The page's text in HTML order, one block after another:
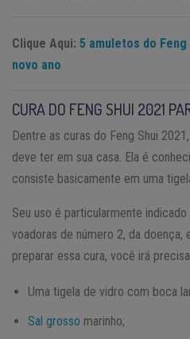
Clique Aqui: 5 amuletos do
novo ano
CURA DO FENG SHUI 2021
Dentre as curas do Feng Shui
deve ter em sua casa. Ela é
consiste basicamente em uma
Seu uso é particularmente
voadoras de número 2, da doença,
preparar essa cura, você irá
Uma tigela de vidro com boca
Sal grosso marinho;